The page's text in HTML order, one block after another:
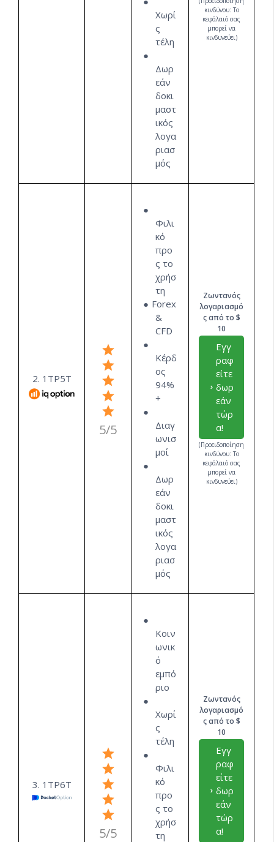
Χωρί
ς
τέλη
Δωρ
εάν
δοκι
μαστ
ικός
λογα
ριασ
μός
κινδύνου: Το
κεφάλαιό σας
μπορεί να
κινδυνεύει)
2. 1ΤΡ5Τ
5/5
Φιλι
κό
προ
ς το
χρήσ
τη
Forex
&
CFD
Κέρδ
ος
94%
+
Διαγ
ωνισ
μοί
Δωρ
εάν
δοκι
μαστ
ικός
λογα
ριασ
μός
Ζωντανός
λογαριασμό
ς από το $
10
Εγγ
ραφ
είτε
δωρ
εάν
τώρ
α!
(Προειδοποίηση
κινδύνου: Το
κεφάλαιό σας
μπορεί να
κινδυνεύει)
3. 1ΤΡ6Τ
5/5
Κοιν
ωνικ
ό
εμπό
ριο
Χωρί
ς
τέλη
Φιλι
κό
προ
ς το
χρήσ
τη
Ζωντανός
λογαριασμό
ς από το $
10
Εγγ
ραφ
είτε
δωρ
εάν
τώρ
α!